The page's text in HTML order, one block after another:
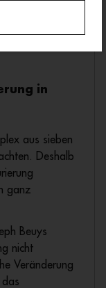
in
aus sieben
Deshalb
ganz
Beuys
nicht
Veränderung